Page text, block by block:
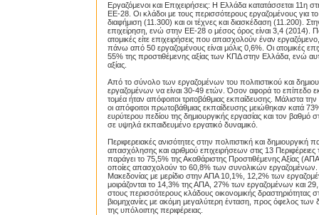
Εργαζόμενοι και Επιχειρήσεις: Η Ελλάδα κατατάσσεται
ΕΕ-28. Οι κλάδοι με τους περισσότερους εργαζομένους για
διαφήμιση (11.300) και οι τέχνες και διασκέδαση (11.200).
επιχείρηση, ενώ στην ΕΕ-28 ο μέσος όρος είναι 3,4 (2014).
ατομικές είτε επιχειρήσεις που απασχολούν έναν
πάνω από 50 εργαζομένους είναι μόλις 0,6%. Οι ατομικές
55% της προστιθέμενης αξίας των ΚΠΔ στην Ελλάδα, ενώ
αξίας.
Από το σύνολο των εργαζομένων του πολιτιστικού και
εργαζομένων να είναι 30-49 ετών. Όσον αφορά το επίπεδο
τομέα ήταν απόφοιτοι τριτοβάθμιας εκπαίδευσης. Μάλιστα
οι απόφοιτοι πρωτοβάθμιας εκπαίδευσης μειώθηκαν κατά
ευρύτερου πεδίου της δημιουργικής εργασίας και τον βαθμό
σε υψηλά εκπαιδευμένο εργατικό δυναμικό.
Περιφερειακές ανισότητες στην πολιτιστική και
απασχόλησης και αριθμού επιχειρήσεων στις 13 Περιφέρειες
παράγει το 75,5% της Ακαθάριστης Προστιθέμενης Αξίας
οποίες απασχολούν το 60,8% των συνολικών εργαζομένων.
Μακεδονίας με μερίδιο στην ΑΠΑ 10,1%, 12,2% των
μοιράζονται το 14,3% της ΑΠΑ, 27% των εργαζομένων και
στους περισσότερους κλάδους οικονομικής δραστηριότητας
βιομηχανίες με ακόμη μεγαλύτερη ένταση, προς όφελος
της υπόλοιπης περιφέρειας.